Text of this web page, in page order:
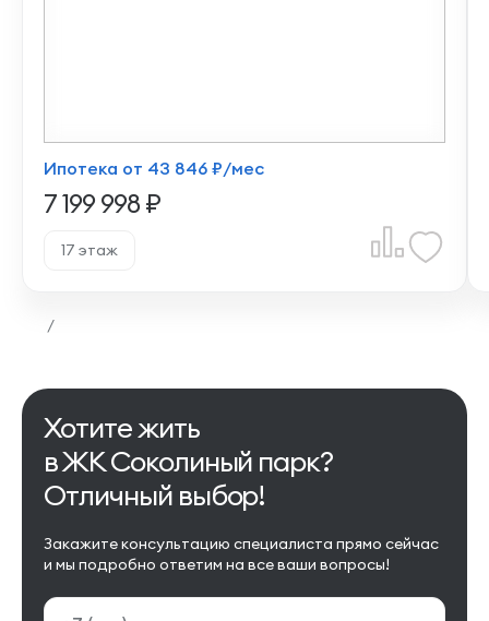
Ипотека от 43 846 ₽/мес
7 199 998 ₽
17 этаж
/
Хотите жить
в ЖК Соколиный парк?
Отличный выбор!
Закажите консультацию специалиста прямо сейчас
и мы подробно ответим на все ваши вопросы!